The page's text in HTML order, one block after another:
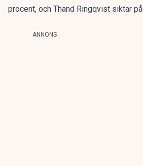
procent, och Thand Ringqvist siktar på
ANNONS